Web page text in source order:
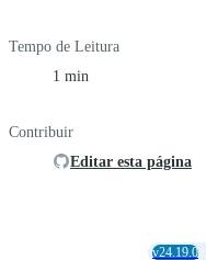
Tempo de Leitura
1 min
Contribuir
Editar esta página
v24.19.0